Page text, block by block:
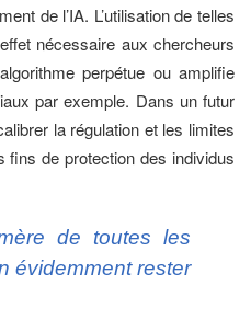
de l’IA. L’utilisation de telles
nécessaire aux chercheurs
perpétue ou amplifie
par exemple. Dans un futur
la régulation et les limites
de protection des individus
de toutes les
évidemment rester